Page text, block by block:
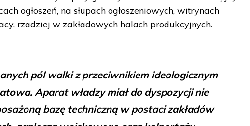
ogłoszeń, na słupach ogłoszeniowych, witrynach
rzadziej w zakładowych halach produkcyjnych.
pól walki z przeciwnikiem ideologicznym
Aparat władzy miał do dyspozycji nie
bazę techniczną w postaci zakładów